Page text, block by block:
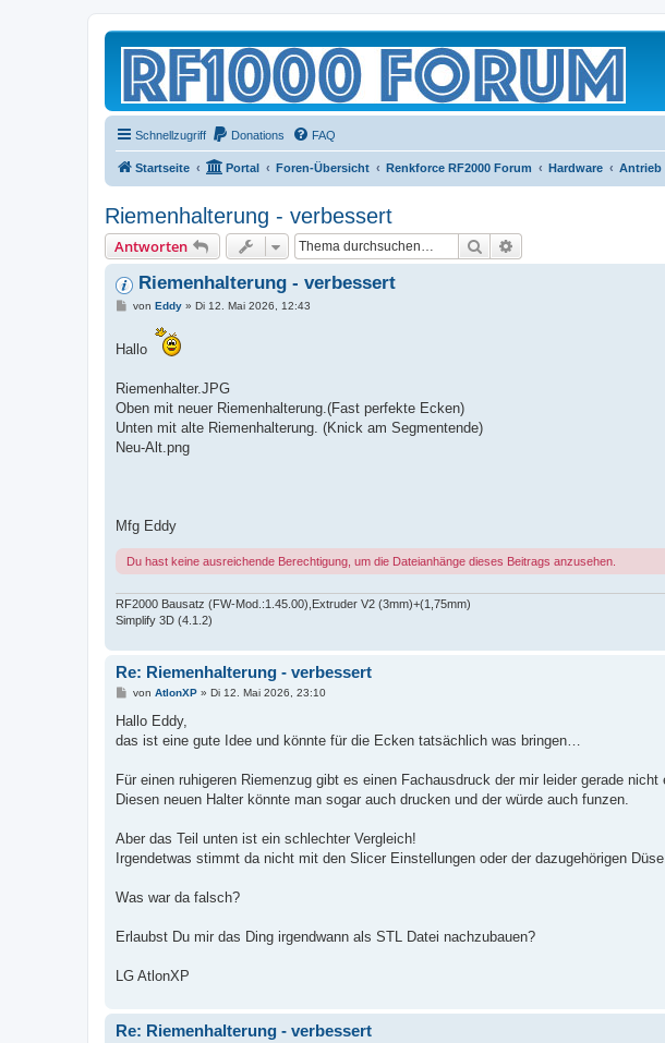
Schnellzugriff Donations FAQ
Startseite Portal Foren-Übersicht Renkforce RF2000 Forum Hardware Antrieb
Riemenhalterung - verbessert
Antworten Suche
Riemenhalterung - verbessert
B
r
von Eddy» Di 12. Mai 2026, 12:43
Hallo
Riemenhalter.JPG
Oben mit neuer Riemenhalterung.(Fast perfekte Ecken)
Unten mit alte Riemenhalterung. (Knick am Segmentende)
Neu-Alt.png
Mfg Eddy
Du hast keine ausreichende Berechtigung, um die Dateianhänge dieses Beitrags anzusehen.
RF2000 Bausatz (FW-Mod.:1.45.00),Extruder V2 (3mm)+(1,75mm)
Simplify 3D (4.1.2)
Re: Riemenhalterung - verbessert
B
i
r
von AtlonXP» Di 12. Mai 2026, 23:10
Hallo Eddy,
das ist eine gute Idee und könnte für die Ecken tatsächlich was bringen…
Für einen ruhigeren Riemenzug gibt es einen Fachausdruck der mir leider gerade nicht
Diesen neuen Halter könnte man sogar auch drucken und der würde auch funzen.
Aber das Teil unten ist ein schlechter Vergleich!
Irgendetwas stimmt da nicht mit den Slicer Einstellungen oder der dazugehörigen
Was war da falsch?
Erlaubst Du mir das Ding irgendwann als STL Datei nachzubauen?
LG AtlonXP
Re: Riemenhalterung - verbessert